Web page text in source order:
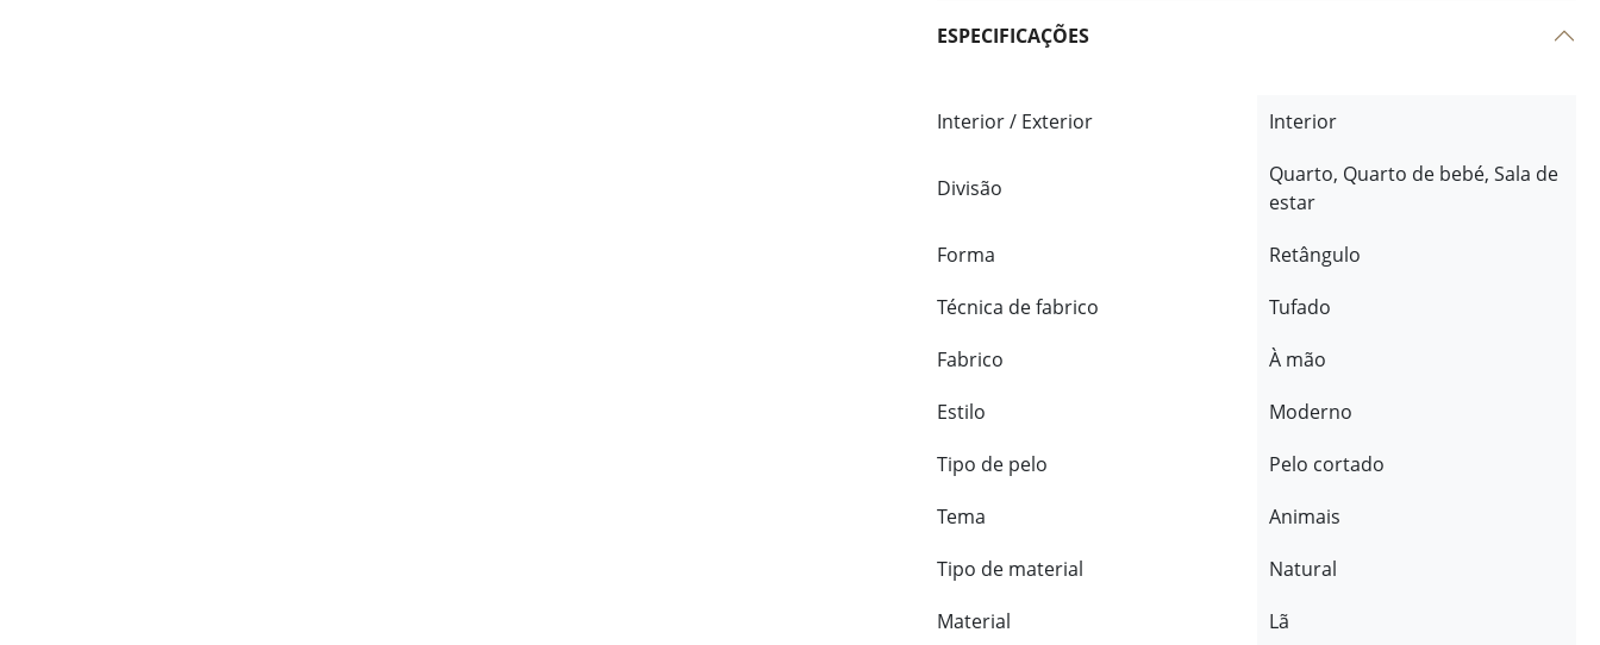
ESPECIFICAÇÕES
Interior / Exterior Interior
Divisão
Quarto, Quarto de bebé, Sala de
estar
Forma
Retângulo
Técnica de fabrico
Tufado
Fabrico
À mão
Estilo
Moderno
Tipo de pelo
Pelo cortado
Tema
Animais
Tipo de material
Natural
Material
Lã